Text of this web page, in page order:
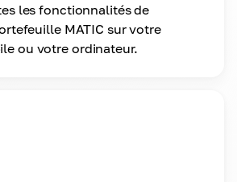
les fonctionnalités de
MATIC sur votre
ou votre ordinateur.